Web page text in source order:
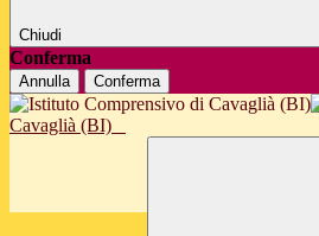
Chiudi
Conferma
Annulla Conferma
Cavaglià (BI)